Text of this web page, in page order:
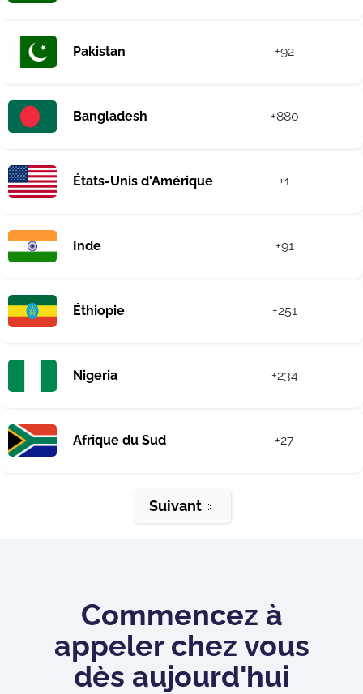
Pakistan +92
Bangladesh +880
États-Unis d'Amérique +1
Inde +91
Éthiopie +251
Nigeria +234
Afrique du Sud +27
Suivant
Commencez à
appeler chez vous
dès aujourd'hui